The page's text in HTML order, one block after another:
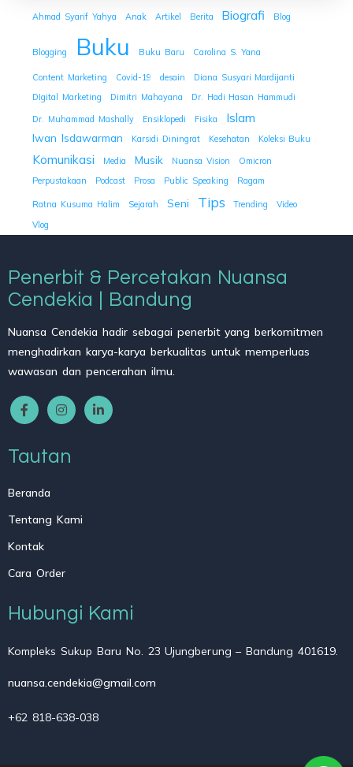
Ahmad Syarif Yahya Anak Artikel Berita Biografi Blog
Blogging Buku Buku Baru Carolina S. Yana
Content Marketing Covid-19 desain
Diana Susyari Mardijanti
DIgital Marketing
Dimitri Mahayana
Dr. Hadi Hasan Hammudi
Dr. Muhammad Mashally
Ensiklopedi Fisika Islam
Iwan Isdawarman Karsidi Diningrat Kesehatan Koleksi Buku
Komunikasi Media Musik Nuansa Vision
Omicron
Perpustakaan
Podcast Prosa Public Speaking Ragam
Ratna Kusuma Halim Sejarah Seni Tips Trending
Video
Vlog
Penerbit & Percetakan Nuansa
Cendekia | Bandung
Nuansa Cendekia hadir sebagai penerbit yang berkomitmen
menghadirkan karya-karya berkualitas untuk memperluas
wawasan dan pencerahan ilmu.
Tautan
Beranda
Tentang Kami
Kontak
Cara Order
Hubungi Kami
Kompleks Sukup Baru No. 23 Ujungberung – Bandung 401619.
nuansa.cendekia@gmail.com
+62 818-638-038